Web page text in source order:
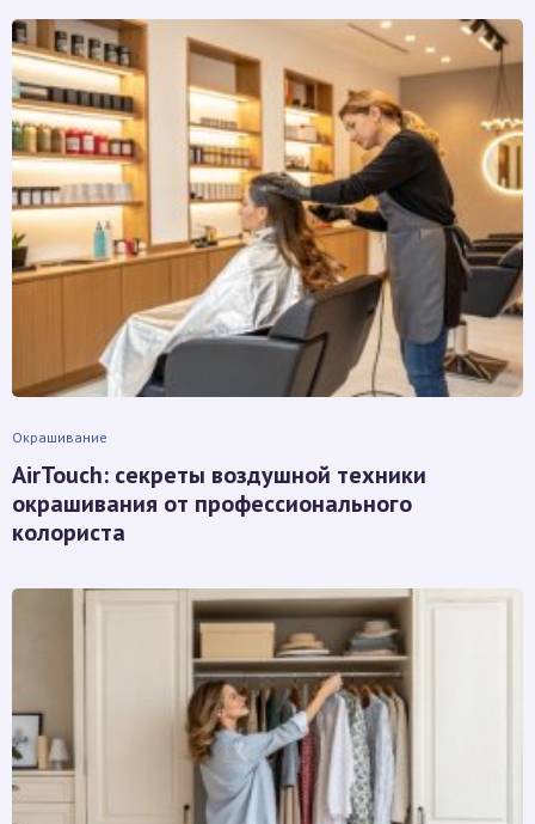
Окрашивание
AirTouch: секреты воздушной техники
окрашивания от профессионального
колориста